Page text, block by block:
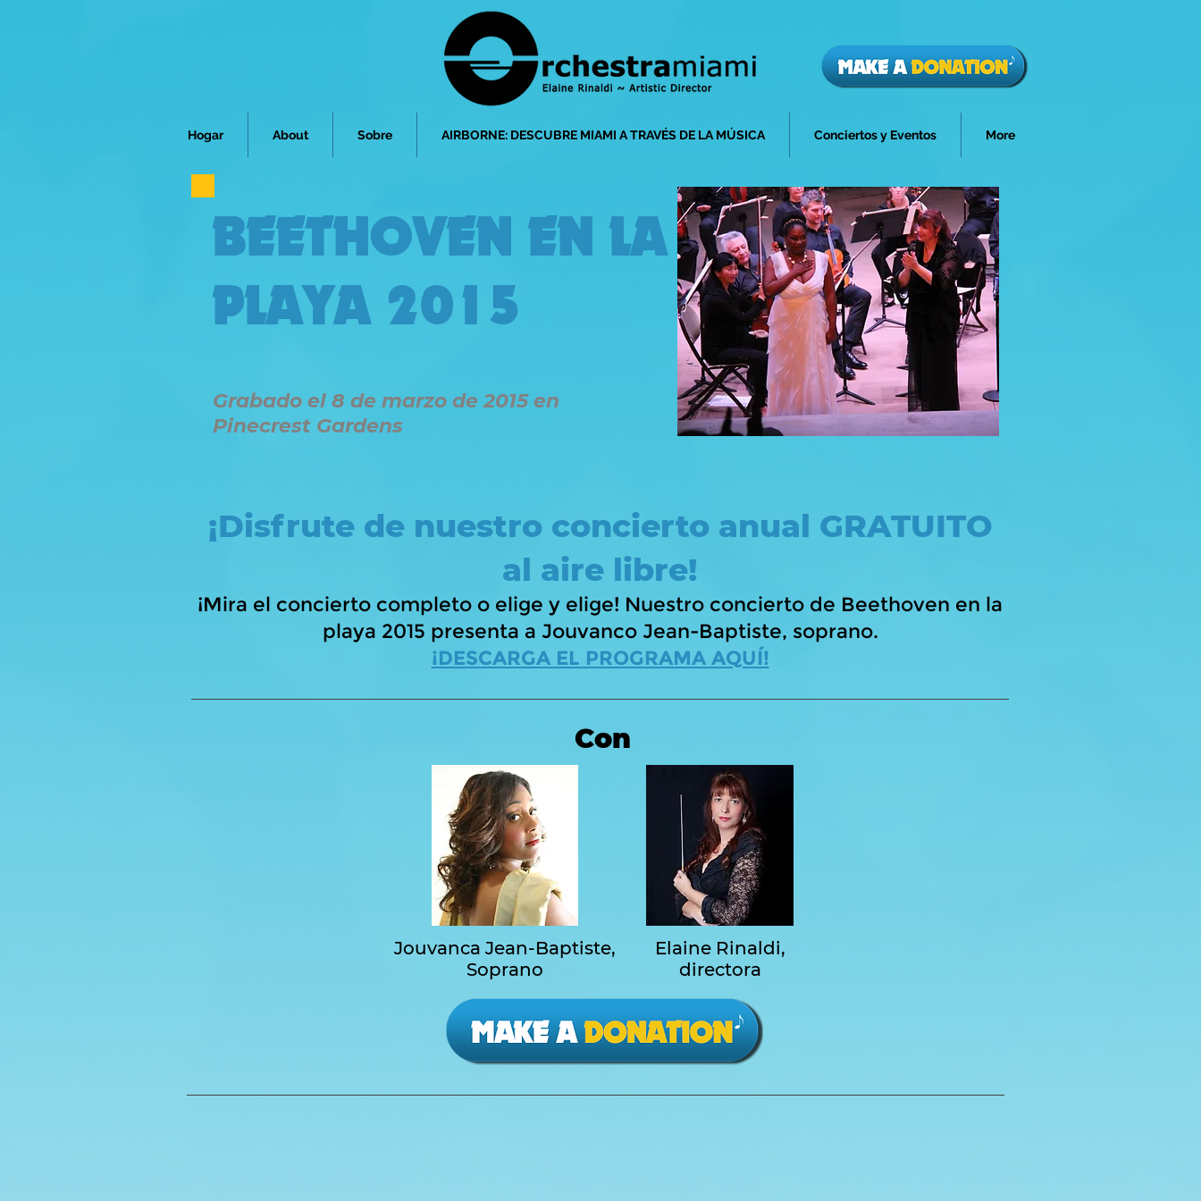
Hogar About Sobre AIRBORNE: DESCUBRE MIAMI A TRAVÉS DE LA MÚSICA Conciertos y Eventos More
BEETHOVEN EN LA
PLAYA 2015
Grabado el 8 de marzo de 2015 en
Pinecrest Gardens
¡Disfrute de nuestro concierto anual GRATUITO
al aire libre!
¡Mira el concierto completo o elige y elige! Nuestro concierto de Beethoven en la
playa 2015 presenta a Jouvanco Jean-Baptiste, soprano.
¡DESCARGA EL PROGRAMA AQUÍ!
Con
Jouvanca Jean-Baptiste,
Soprano
Elaine Rinaldi,
directora